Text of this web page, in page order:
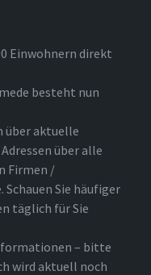
Einwohnern direkt
besteht nun
über aktuelle
über alle
Firmen /
Sie häufiger
täglich für Sie
– bitte
wird aktuell noch